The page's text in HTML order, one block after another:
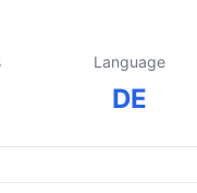
Language
DE